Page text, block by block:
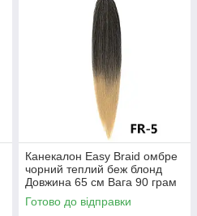
Канекалон Easy Braid омбре
чорний теплий беж блонд
Довжина 65 см Вага 90 грам
Низькотемпературний 100-
150°С FR-5
Готово до відправки